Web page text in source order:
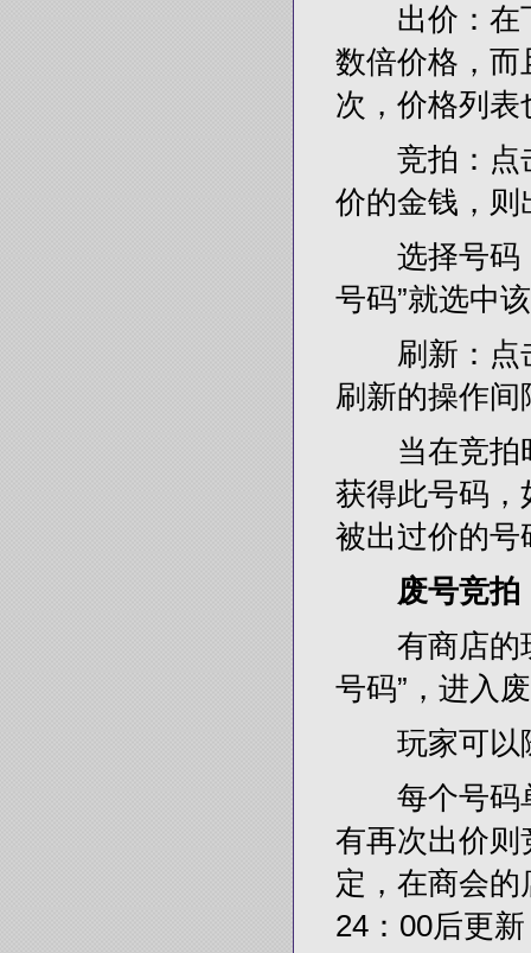
出价：在下
数倍价格，而
次，价格列
竞拍：点击
价的金钱，则
选择号码：
号码”就选中
刷新：点击
刷新的操作
当在竞拍时
获得此号码，
被出过价的号
废号竞拍
有商店的玩
号码”，进入
玩家可以
每个号码单
有再次出价则
定，在商会
24：00后更